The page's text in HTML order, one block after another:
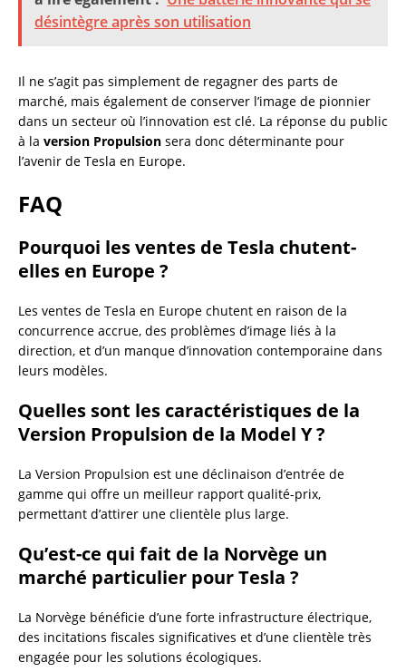
désintègre après son utilisation
Il ne s’agit pas simplement de regagner des parts de
marché, mais également de conserver l’image de pionnier
dans un secteur où l’innovation est clé. La réponse du public
à la version Propulsion sera donc déterminante pour
l’avenir de Tesla en Europe.
FAQ
Pourquoi les ventes de Tesla chutent-
elles en Europe ?
Les ventes de Tesla en Europe chutent en raison de la
concurrence accrue, des problèmes d’image liés à la
direction, et d’un manque d’innovation contemporaine dans
leurs modèles.
Quelles sont les caractéristiques de la
Version Propulsion de la Model Y ?
La Version Propulsion est une déclinaison d’entrée de
gamme qui offre un meilleur rapport qualité-prix,
permettant d’attirer une clientèle plus large.
Qu’est-ce qui fait de la Norvège un
marché particulier pour Tesla ?
La Norvège bénéficie d’une forte infrastructure électrique,
des incitations fiscales significatives et d’une clientèle très
engagée pour les solutions écologiques.